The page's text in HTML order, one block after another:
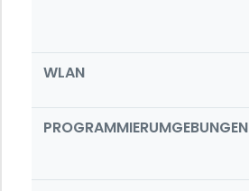
WLAN
PROGRAMMIERUMGEBUNGEN